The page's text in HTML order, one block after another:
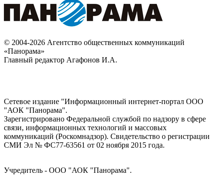
© 2004-2026 Агентство общественных коммуникаций
«Панорама»
Главный редактор Агафонов И.А.
Сетевое издание "Информационный интернет-портал ООО
"АОК "Панорама".
Зарегистрировано Федеральной службой по надзору в сфере
связи, информационных технологий и массовых
коммуникаций (Роскомнадзор). Cвидетельство о регистрации
СМИ Эл № ФС77-63561 от 02 ноября 2015 года.
Учредитель - ООО "АОК "Панорама".